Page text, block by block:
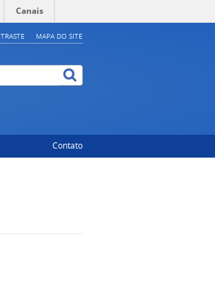
Canais
MAPA DO SITE
Contato